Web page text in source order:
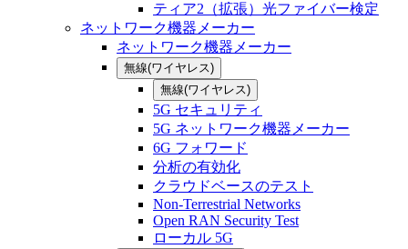
ティア2（拡張）光ファイバー検定
ネットワーク機器メーカー
ネットワーク機器メーカー
無線(ワイヤレス)
無線(ワイヤレス)
5G セキュリティ
5G ネットワーク機器メーカー
6G フォワード
分析の有効化
クラウドベースのテスト
Non-Terrestrial Networks
Open RAN Security Test
ローカル 5G